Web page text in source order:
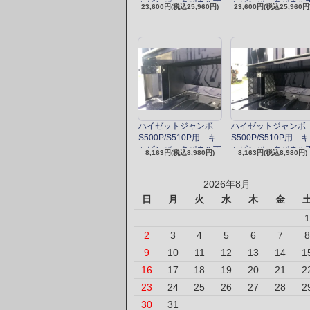
ャビンバックパネル下
23,600円(税込25,960円)
ャビンバックパネル
23,600円(税込25,960円
ハイゼットジャンボ
S500P/S510P用 キ
ャビンバックパネル下
8,163円(税込8,980円)
ハイゼットジャンボ
S500P/S510P用 キ
ャビンバックパネル
8,163円(税込8,980円)
2026年8月
日
月 火 水 木 金
1
2
3 4 5 6 7
8
9
10 11 12 13 14
16
17 18 19 20 21
23
24 25 26 27 28
30
31